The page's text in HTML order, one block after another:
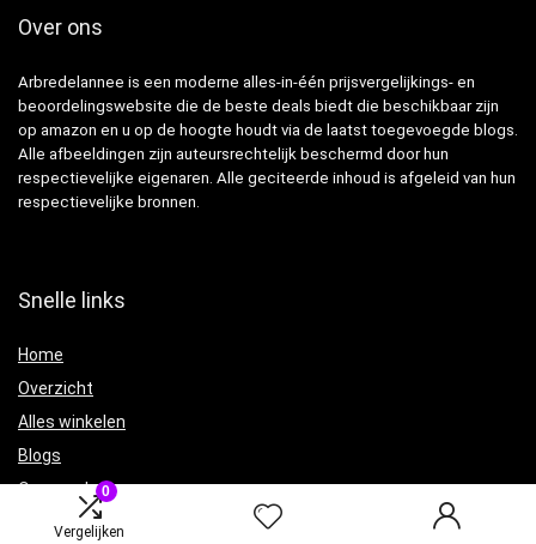
0
Vergelijken
Over ons
Arbredelannee is een moderne alles-in-één prijsvergelijkings- en
beoordelingswebsite die de beste deals biedt die beschikbaar zijn
op amazon en u op de hoogte houdt via de laatst toegevoegde blogs.
Alle afbeeldingen zijn auteursrechtelijk beschermd door hun
respectievelijke eigenaren. Alle geciteerde inhoud is afgeleid van hun
respectievelijke bronnen.
Snelle links
Home
Overzicht
Alles winkelen
Blogs
Onze webshops
Adverteren